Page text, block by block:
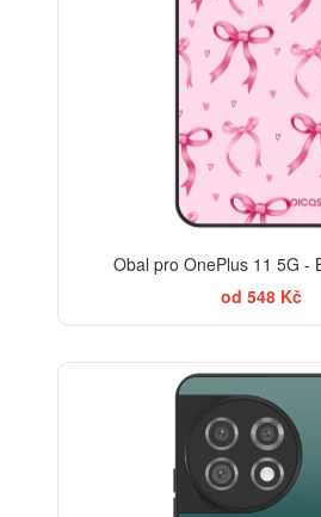
Obal pro OnePlus 11 5G -
od 548 Kč